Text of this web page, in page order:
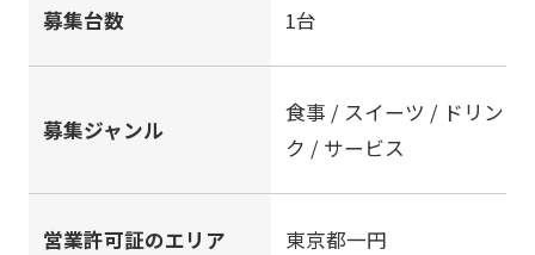
募集台数 1台
募集ジャンル
食事 / スイーツ / ドリン
ク / サービス
営業許可証のエリア 東京都一円